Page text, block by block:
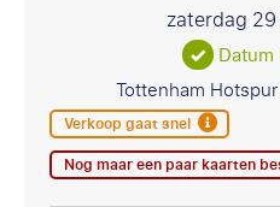
zaterdag
Tottenham
Verkoop gaat snel
Nog maar een paar kaarten